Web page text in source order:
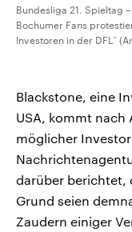
Bundesliga 21. Spieltag
Bochumer Fans
Investoren in der DFL“
Blackstone, eine
USA, kommt nach
möglicher
darüber berichtet,
Grund seien
Zaudern einiger